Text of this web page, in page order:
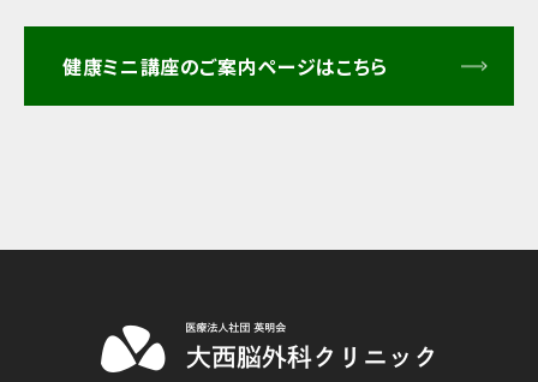
健康ミニ講座のご案内ページはこちら